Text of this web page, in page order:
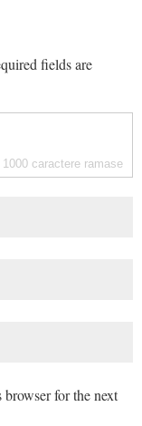
fields are
1000 caractere ramase
for the next